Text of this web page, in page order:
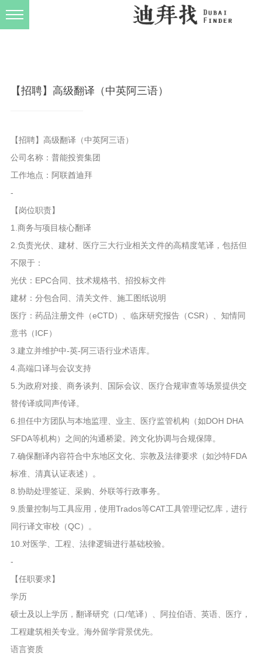
【招聘】高级翻译（中英阿三语）
【招聘】高级翻译（中英阿三语）
公司名称：普能投资集团
工作地点：阿联酋迪拜
-
【岗位职责】
1.商务与项目核心翻译
2.负责光伏、建材、医疗三大行业相关文件的高精度笔译，包括但
不限于：
光伏：EPC合同、技术规格书、招投标文件
建材：分包合同、清关文件、施工图纸说明
医疗：药品注册文件（eCTD）、临床研究报告（CSR）、知情同
意书（ICF）
3.建立并维护中-英-阿三语行业术语库。
4.高端口译与会议支持
5.为政府对接、商务谈判、国际会议、医疗合规审查等场景提供交
替传译或同声传译。
6.担任中方团队与本地监理、业主、医疗监管机构（如DOH DHA
SFDA等机构）之间的沟通桥梁。跨文化协调与合规保障。
7.确保翻译内容符合中东地区文化、宗教及法律要求（如沙特FDA
标准、清真认证表述）。
8.协助处理签证、采购、外联等行政事务。
9.质量控制与工具应用，使用Trados等CAT工具管理记忆库，进行
同行译文审校（QC）。
10.对医学、工程、法律逻辑进行基础校验。
-
【任职要求】
学历
硕士及以上学历，翻译研究（口/笔译）、阿拉伯语、英语、医疗，
工程建筑相关专业。海外留学背景优先。
语言资质